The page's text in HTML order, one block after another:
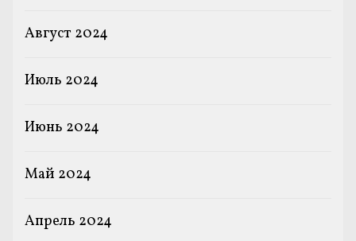
Август 2024
Июль 2024
Июнь 2024
Май 2024
Апрель 2024